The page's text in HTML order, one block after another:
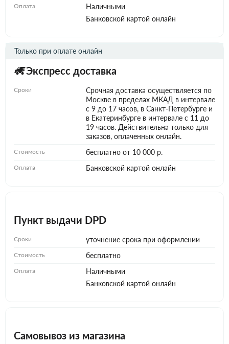
Оплата
Наличными
Банковской картой онлайн
Экспресс доставка
Только при оплате онлайн
Сроки
Срочная доставка осуществляется по
Москве в пределах МКАД в интервале
с 9 до 17 часов, в Санкт-Петербурге и
в Екатеринбурге в интервале с 11 до
19 часов. Действительна только для
заказов, оплаченных онлайн.
Стоимость бесплатно от 10 000 р.
Оплата Банковской картой онлайн
Пункт выдачи DPD
Сроки уточнение срока при оформлении
Стоимость бесплатно
Оплата
Наличными
Банковской картой онлайн
Самовывоз из магазина